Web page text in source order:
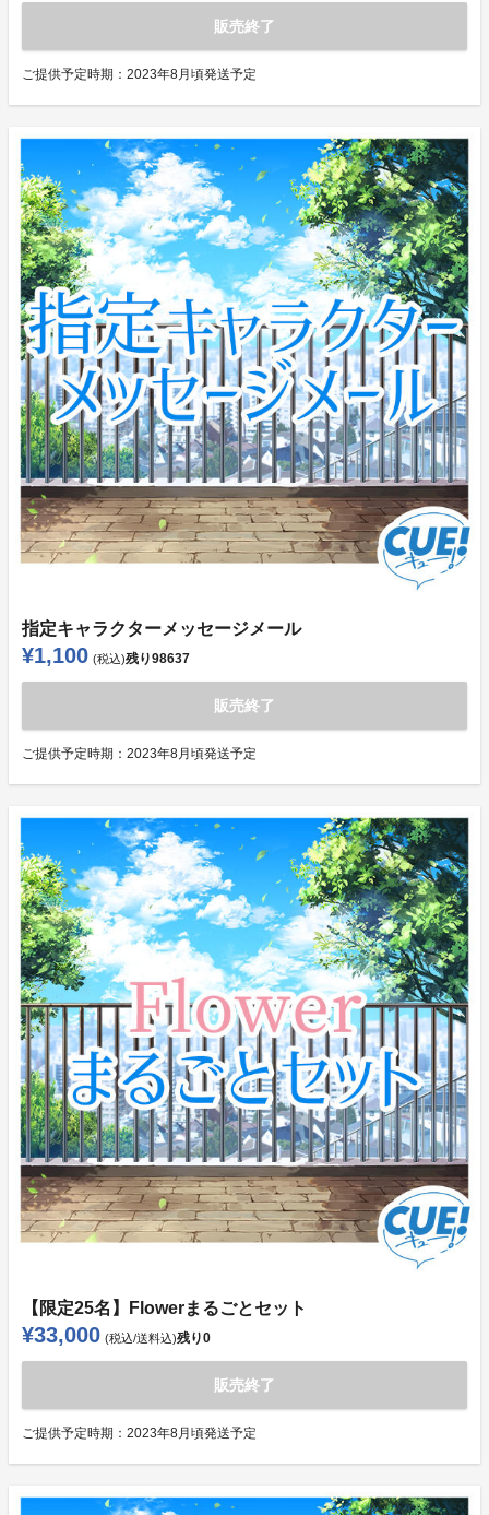
販売終了
ご提供予定時期： 2023年8月頃発送予定
指定キャラクターメッセージメール
¥1,100 (税込)残り98637
販売終了
ご提供予定時期： 2023年8月頃発送予定
【限定25名】Flowerまるごとセット
¥33,000 (税込/送料込)残り0
販売終了
ご提供予定時期： 2023年8月頃発送予定